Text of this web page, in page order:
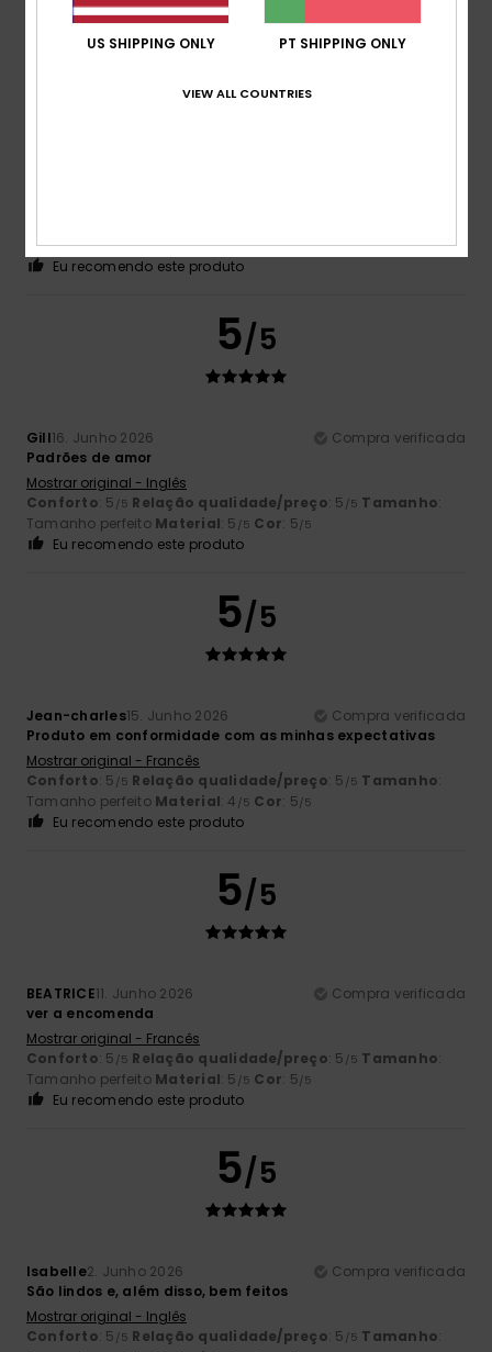
Eu recomendo este produto
5/5
Demasiado grandeMaterial: 5/5 Cor: 5/5
Eu recomendo este produto
5/5
Gill16. Junho 2026
Compra verificada
Padrões de amor
Mostrar original - Inglês
Conforto: 5 /5 Relação qualidade/preço: 5 /5 Tamanho:
Tamanho perfeito Material: 5 /5 Cor: 5/5
Eu recomendo este produto
5/5
Jean-charles15. Junho 2026
Compra verificada
Produto em conformidade com as minhas expectativas
Mostrar original - Francês
Conforto: 5 /5 Relação qualidade/preço: 5 /5 Tamanho:
Tamanho perfeito Material: 4 /5 Cor: 5/5
Eu recomendo este produto
5/5
BEATRICE11. Junho 2026
Compra verificada
ver a encomenda
Mostrar original - Francês
Conforto: 5 /5 Relação qualidade/preço: 5 /5 Tamanho:
Tamanho perfeito Material: 5 /5 Cor: 5/5
Eu recomendo este produto
5/5
Isabelle2. Junho 2026
Compra verificada
São lindos e, além disso, bem feitos
Mostrar original - Inglês
Conforto: 5 /5 Relação qualidade/preço: 5 /5 Tamanho:
US SHIPPING ONLY PT SHIPPING ONLY
VIEW ALL COUNTRIES